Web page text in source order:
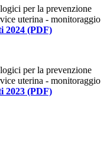
per la prevenzione
uterina - monitoraggio
2024 (PDF)
per la prevenzione
uterina - monitoraggio
2023 (PDF)